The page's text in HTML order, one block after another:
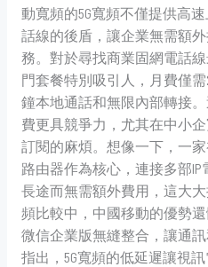
動寬頻的5G寬頻不僅提供高
話線的後盾，讓企業無需額
務。對於尋找商業固網電話
門套餐特別吸引人，月費僅
鐘本地通話和無限內部轉接
費更具競爭力，尤其在中小
訂閱的麻煩。想像一下，一
路由器作為核心，連接多部
長途而無需額外費用，這大
頻比較中，中國移動的優勢
微信企業版無縫整合，讓通
指出，5G寬頻的低延遲讓視